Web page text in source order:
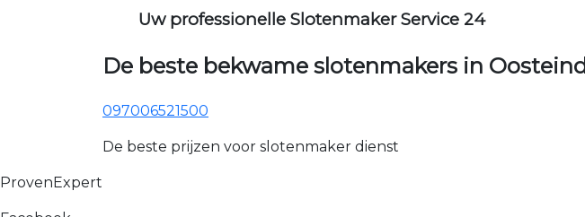
Uw professionelle Slotenmaker Service 24
De beste bekwame slotenmakers in Oosteind
097006521500
De beste prijzen voor slotenmaker dienst
ProvenExpert